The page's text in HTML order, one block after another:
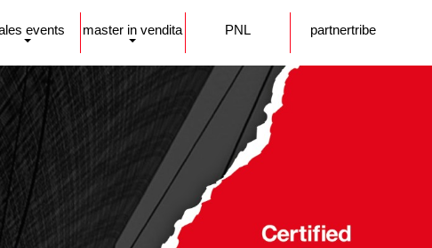
events master in vendita PNL partnertribe